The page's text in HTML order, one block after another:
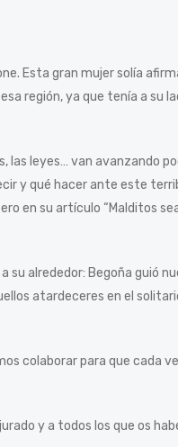
Esta gran mujer solía
región, ya que tenía a su
leyes… van avanzando
y qué hacer ante este
en su artículo “Malditos
alrededor: Begoña guió
atardeceres en el
colaborar para que cada
y a todos los que os